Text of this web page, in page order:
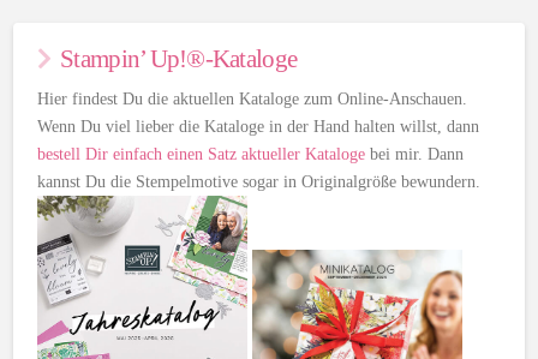
Stampin’ Up!®-Kataloge
Hier findest Du die aktuellen Kataloge zum Online-Anschauen.
Wenn Du viel lieber die Kataloge in der Hand halten willst, dann
bestell Dir einfach einen Satz aktueller Kataloge bei mir. Dann
kannst Du die Stempelmotive sogar in Originalgröße bewundern.